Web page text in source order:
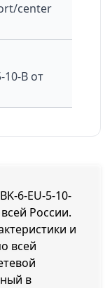
center
10-B от
6-EU-5-10-
России.
и
всей
в